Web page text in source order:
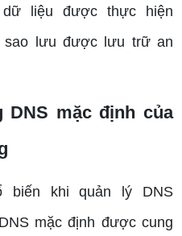
liệu được thực hiện
sao lưu được lưu trữ an
DNS mặc định của
biến khi quản lý DNS
mặc định được cung